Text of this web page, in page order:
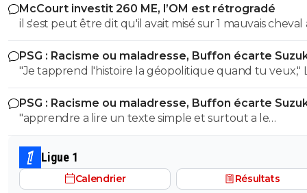
évident que les clubs cités ne veulent pas prendre de
risques et s'interrogent sur sa longue blessure avant
mettre une telle somme dans ce joueur.
McCourt investit 260 ME, l’OM est rétrogradé
il s'est peut être dit qu'il avait misé sur 1 mauvais cheval
u coup
PSG : Racisme ou maladresse, Buffon écarte
"Je tapprend l'histoire la géopolitique quand tu veux," LOL
LOL LOL tu peux meme pas apprendre à un collégien
l'histoire puisque meme un élève de 3eme sait que le
nazisme c'est pas en Italie contrairement à toi l'ane du
! Ca se voit que t'es l'électeur moyen de LFI, un mec plus
bete que la moyenne et pas assez cultivé !! Tu viens de le
démontrer ici abruti ! putain tes parents t'ont fini à la
c'est pas possible....tu démontres que tu connais rien à
PSG : Racisme ou maladresse, Buffon écarte
"apprendre a lire un texte simple et surtout a le
comprendre" dixit le mec qui pensait que le nazisme
en italie mdr On sent le petit lfiste frustré ! va picoler tes 8.6 le
mongolien qui voit des fachos partout tes parents t'ont
la pisse toi c'est évident
Ligue 1
Calendrier Résultats